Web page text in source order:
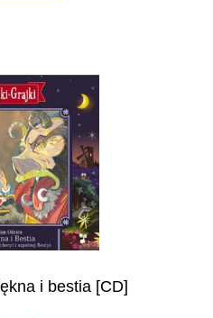
i bestia [CD]